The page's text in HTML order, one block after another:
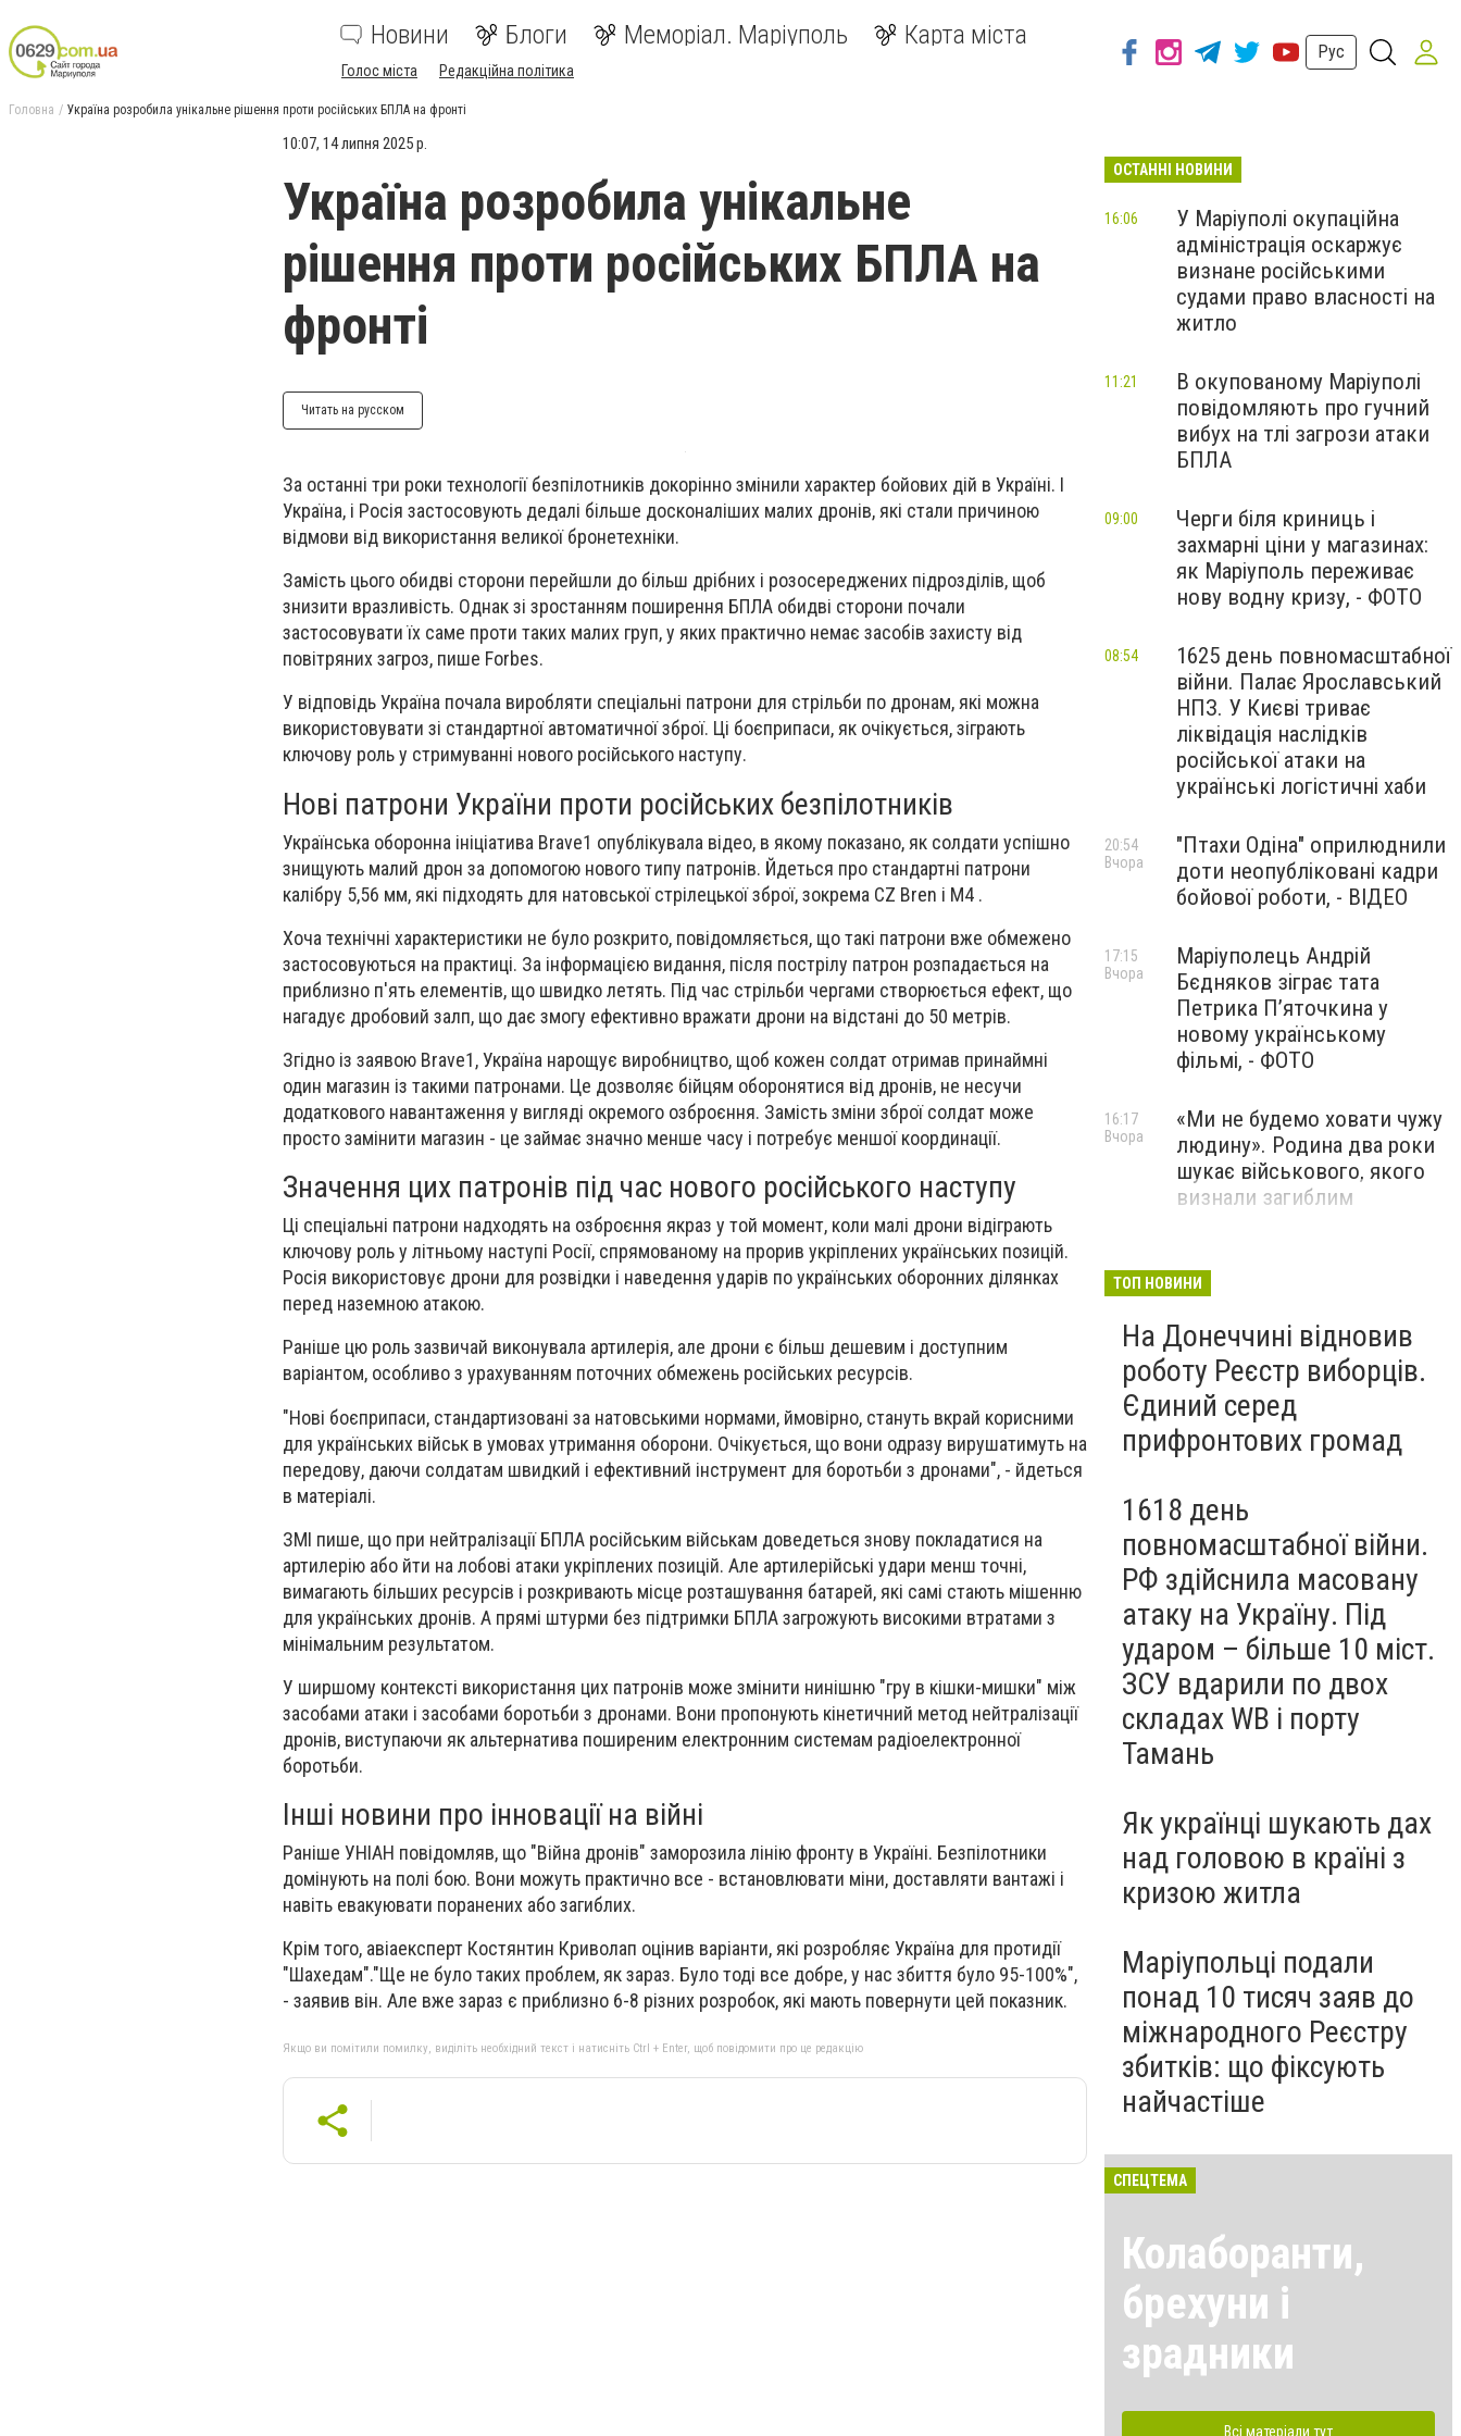
Новини Блоги Меморіал. Маріуполь Карта міста
Голос міста Редакційна політика
Рус
Головна Україна розробила унікальне рішення проти російських БПЛА на фронті
10:07, 14 липня 2025 р.
Україна розробила унікальне
рішення проти російських БПЛА на
фронті
Читать на русском
За останні три роки технології безпілотників докорінно змінили характер бойових дій в Україні. І
Україна, і Росія застосовують дедалі більше досконаліших малих дронів, які стали причиною
відмови від використання великої бронетехніки.
Замість цього обидві сторони перейшли до більш дрібних і розосереджених підрозділів, щоб
знизити вразливість. Однак зі зростанням поширення БПЛА обидві сторони почали
застосовувати їх саме проти таких малих груп, у яких практично немає засобів захисту від
повітряних загроз, пише Forbes.
У відповідь Україна почала виробляти спеціальні патрони для стрільби по дронам, які можна
використовувати зі стандартної автоматичної зброї. Ці боєприпаси, як очікується, зіграють
ключову роль у стримуванні нового російського наступу.
Нові патрони України проти російських безпілотників
Українська оборонна ініціатива Brave1 опублікувала відео, в якому показано, як солдати успішно
знищують малий дрон за допомогою нового типу патронів. Йдеться про стандартні патрони
калібру 5,56 мм, які підходять для натовської стрілецької зброї, зокрема CZ Bren і M4 .
Хоча технічні характеристики не було розкрито, повідомляється, що такі патрони вже обмежено
застосовуються на практиці. За інформацією видання, після пострілу патрон розпадається на
приблизно п'ять елементів, що швидко летять. Під час стрільби чергами створюється ефект, що
нагадує дробовий залп, що дає змогу ефективно вражати дрони на відстані до 50 метрів.
Згідно із заявою Brave1, Україна нарощує виробництво, щоб кожен солдат отримав принаймні
один магазин із такими патронами. Це дозволяє бійцям оборонятися від дронів, не несучи
додаткового навантаження у вигляді окремого озброєння. Замість зміни зброї солдат може
просто замінити магазин - це займає значно менше часу і потребує меншої координації.
Значення цих патронів під час нового російського наступу
Ці спеціальні патрони надходять на озброєння якраз у той момент, коли малі дрони відіграють
ключову роль у літньому наступі Росії, спрямованому на прорив укріплених українських позицій.
Росія використовує дрони для розвідки і наведення ударів по українських оборонних ділянках
перед наземною атакою.
Раніше цю роль зазвичай виконувала артилерія, але дрони є більш дешевим і доступним
варіантом, особливо з урахуванням поточних обмежень російських ресурсів.
"Нові боєприпаси, стандартизовані за натовськими нормами, ймовірно, стануть вкрай корисними
для українських військ в умовах утримання оборони. Очікується, що вони одразу вирушатимуть на
передову, даючи солдатам швидкий і ефективний інструмент для боротьби з дронами", - йдеться
в матеріалі.
ЗМІ пише, що при нейтралізації БПЛА російським військам доведеться знову покладатися на
артилерію або йти на лобові атаки укріплених позицій. Але артилерійські удари менш точні,
вимагають більших ресурсів і розкривають місце розташування батарей, які самі стають мішенню
для українських дронів. А прямі штурми без підтримки БПЛА загрожують високими втратами з
мінімальним результатом.
У ширшому контексті використання цих патронів може змінити нинішню "гру в кішки-мишки" між
засобами атаки і засобами боротьби з дронами. Вони пропонують кінетичний метод нейтралізації
дронів, виступаючи як альтернатива поширеним електронним системам радіоелектронної
боротьби.
Інші новини про інновації на війні
Раніше УНІАН повідомляв, що "Війна дронів" заморозила лінію фронту в Україні. Безпілотники
домінують на полі бою. Вони можуть практично все - встановлювати міни, доставляти вантажі і
навіть евакуювати поранених або загиблих.
Крім того, авіаексперт Костянтин Криволап оцінив варіанти, які розробляє Україна для протидії
"Шахедам"."Ще не було таких проблем, як зараз. Було тоді все добре, у нас збиття було 95-100%",
- заявив він. Але вже зараз є приблизно 6-8 різних розробок, які мають повернути цей показник.
Якщо ви помітили помилку, виділіть необхідний текст і натисніть Ctrl + Enter, щоб повідомити про це редакцію
ОСТАННІ НОВИНИ
У Маріуполі окупаційна
адміністрація оскаржує
визнане російськими
судами право власності на
житло
16:06
В окупованому Маріуполі
повідомляють про гучний
вибух на тлі загрози атаки
БПЛА
11:21
Черги біля криниць і
захмарні ціни у магазинах:
як Маріуполь переживає
нову водну кризу, - ФОТО
09:00
1625 день повномасштабної
війни. Палає Ярославський
НПЗ. У Києві триває
ліквідація наслідків
російської атаки на
українські логістичні хаби
08:54
"Птахи Одіна" оприлюднили
доти неопубліковані кадри
бойової роботи, - ВІДЕО
20:54
Вчора
Маріуполець Андрій
Бєдняков зіграє тата
Петрика П’яточкина у
новому українському
фільмі, - ФОТО
17:15
Вчора
«Ми не будемо ховати чужу
людину». Родина два роки
шукає військового, якого
визнали загиблим
16:17
Вчора
змушують робити селфі та
правозахисники звернулися
до МОН
Вчора
ТОП НОВИНИ
На Донеччині відновив
роботу Реєстр виборців.
Єдиний серед
прифронтових громад
1618 день
повномасштабної війни.
РФ здійснила масовану
атаку на Україну. Під
ударом – більше 10 міст.
ЗСУ вдарили по двох
складах WB і порту
Тамань
Як українці шукають дах
над головою в країні з
кризою житла
Маріупольці подали
понад 10 тисяч заяв до
міжнародного Реєстру
збитків: що фіксують
найчастіше
СПЕЦТЕМА
Колаборанти,
брехуни і
зрадники
Всі матеріали тут